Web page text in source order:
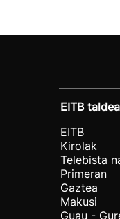
EITB taldea
EITB
Kirolak
Telebista
Primeran
Gaztea
Makusi
Guau -